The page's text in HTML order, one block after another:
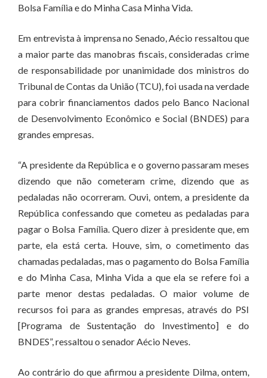
Bolsa Família e do Minha Casa Minha Vida.
Em entrevista à imprensa no Senado, Aécio ressaltou que
a maior parte das manobras fiscais, consideradas crime
de responsabilidade por unanimidade dos ministros do
Tribunal de Contas da União (TCU), foi usada na verdade
para cobrir financiamentos dados pelo Banco Nacional
de Desenvolvimento Econômico e Social (BNDES) para
grandes empresas.
“A presidente da República e o governo passaram meses
dizendo que não cometeram crime, dizendo que as
pedaladas não ocorreram. Ouvi, ontem, a presidente da
República confessando que cometeu as pedaladas para
pagar o Bolsa Família. Quero dizer à presidente que, em
parte, ela está certa. Houve, sim, o cometimento das
chamadas pedaladas, mas o pagamento do Bolsa Família
e do Minha Casa, Minha Vida a que ela se refere foi a
parte menor destas pedaladas. O maior volume de
recursos foi para as grandes empresas, através do PSI
[Programa de Sustentação do Investimento] e do
BNDES”, ressaltou o senador Aécio Neves.
Ao contrário do que afirmou a presidente Dilma, ontem,